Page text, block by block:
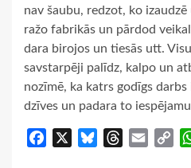
nav šaubu, redzot, ko
ražo fabrikās un pārdod
dara birojos un tiesās utt.
savstarpēji palīdz, kalpo un
nozīmē, ka katrs godīgs
dzīves un padara to
Facebook BlueskyThreads
Email